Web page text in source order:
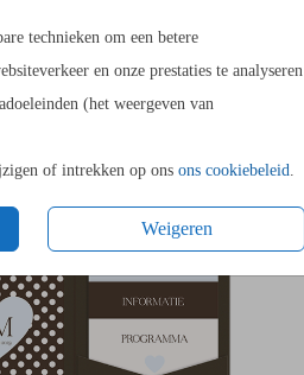
technieken om een betere
en onze prestaties te analyseren
(het weergeven van
of intrekken op ons ons cookiebeleid.
Weigeren
VORM